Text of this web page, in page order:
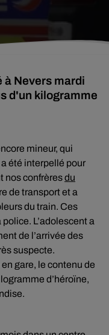
à Nevers mardi
d'un kilogramme
mineur, qui
été interpellé pour
nos confrèresdu
de transport et a
du train. Ces
L’adolescent a
de l’arrivée des
suspecte.
gare, le contenu de
d’héroïne,